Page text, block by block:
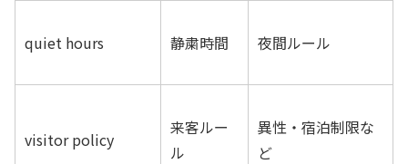
quiet hours 静粛時間 夜間ルール
visitor policy
来客ルー
ル
異性・宿泊制限な
ど